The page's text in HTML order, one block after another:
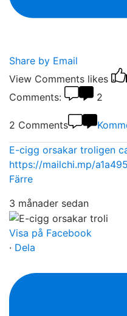
Share by Email
View Comments likes
Comments:
2
2 Comments
E-cigg orsakar troligen
https://mailchi.mp/
Färre
3 månader sedan
Visa på Facebook
· Dela